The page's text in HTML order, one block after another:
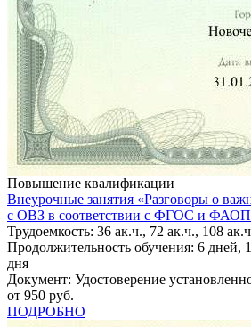
Повышение квалификации
Внеурочные занятия «Разговоры о
с ОВЗ в соответствии с ФГОС и ФАОП
Трудоемкость: 36 ак.ч., 72 ак.ч., 108
Продолжительность обучения: 6 дней,
дня
Документ: Удостоверение
от 950 руб.
ПОДРОБНО